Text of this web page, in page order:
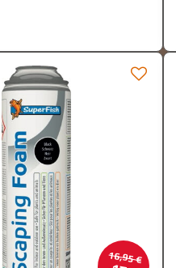
16,95 €